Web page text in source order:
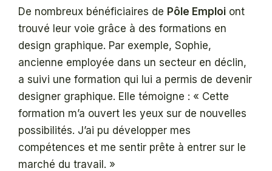
De nombreux bénéficiaires de Pôle Emploi ont
trouvé leur voie grâce à des formations en
design graphique. Par exemple, Sophie,
ancienne employée dans un secteur en déclin,
a suivi une formation qui lui a permis de devenir
designer graphique. Elle témoigne : « Cette
formation m’a ouvert les yeux sur de nouvelles
possibilités. J’ai pu développer mes
compétences et me sentir prête à entrer sur le
marché du travail. »